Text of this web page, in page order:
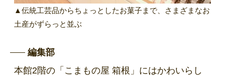
▲伝統工芸品からちょっとしたお菓子まで、さまざまなお
土産がずらっと並ぶ
編集部
本館2階の「こまもの屋 箱根」にはかわいらし